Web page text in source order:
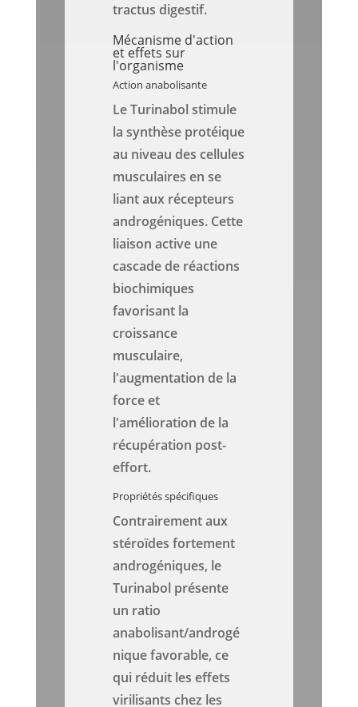
tractus digestif.
Mécanisme d'action
et effets sur
l'organisme
Action anabolisante
Le Turinabol stimule
la synthèse protéique
au niveau des cellules
musculaires en se
liant aux récepteurs
androgéniques. Cette
liaison active une
cascade de réactions
biochimiques
favorisant la
croissance
musculaire,
l'augmentation de la
force et
l'amélioration de la
récupération post-
effort.
Propriétés spécifiques
Contrairement aux
stéroïdes fortement
androgéniques, le
Turinabol présente
un ratio
anabolisant/androgé
nique favorable, ce
qui réduit les effets
virilisants chez les